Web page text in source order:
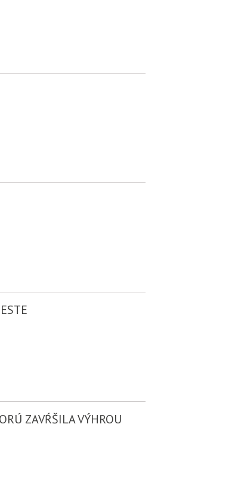
ZAVŔŠILA VÝHROU